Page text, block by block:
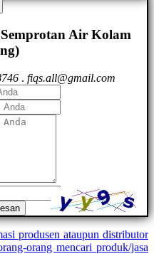
Air Kolam
. fiqs.all@gmail.com
produsen ataupun distributor
orang mencari produk/jasa